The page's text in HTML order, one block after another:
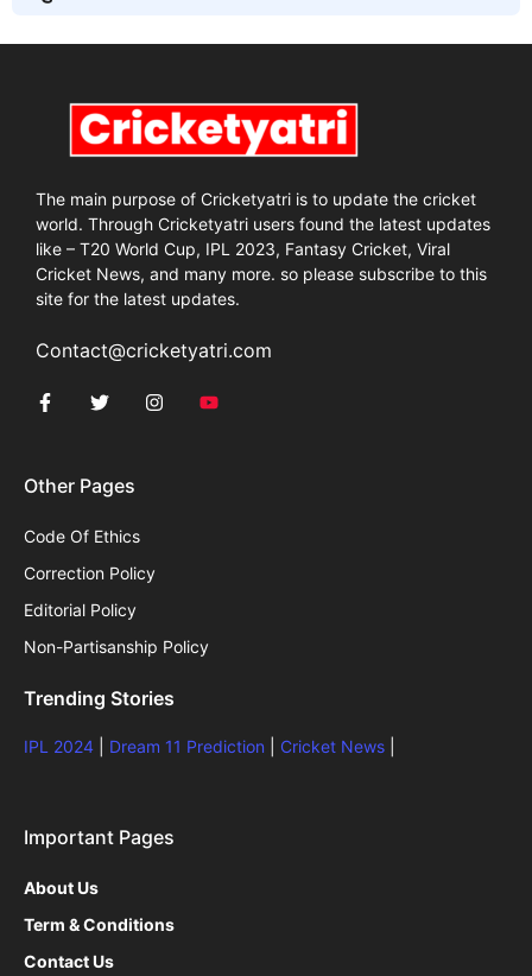
The main purpose of Cricketyatri is to update the cricket
world. Through Cricketyatri users found the latest updates
like – T20 World Cup, IPL 2023, Fantasy Cricket, Viral
Cricket News, and many more. so please subscribe to this
site for the latest updates.
Contact@cricketyatri.com
Other Pages
Code Of Ethics
Correction Policy
Editorial Policy
Non-Partisanship Policy
Trending Stories
IPL 2024 Dream 11 Prediction Cricket News
Important Pages
About Us
Term & Conditions
Contact Us